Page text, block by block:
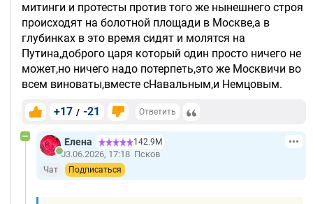
митинги и протесты против того же нынешнего строя
происходят на болотной площади в Москве,а в
глубинках в это время сидят и молятся на
Путина,доброго царя который один просто ничего не
может,но ничего надо потерпеть,это же Москвичи во
всем виноваты,вместе сНавальным,и Немцовым.
+17 / -21 Ответить
Елена 142.9М
03.06.2026, 17:18 Псков
Чат Подписаться